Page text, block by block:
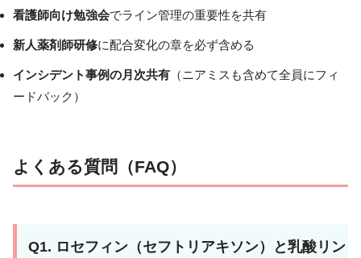
看護師向け勉強会でライン管理の重要性を共有
新人薬剤師研修に配合変化の章を必ず含める
インシデント事例の月次共有 （ニアミスも含めて全員にフィ
ードバック）
よくある質問（FAQ）
Q1. ロセフィン（セフトリアキソン）と乳酸リン